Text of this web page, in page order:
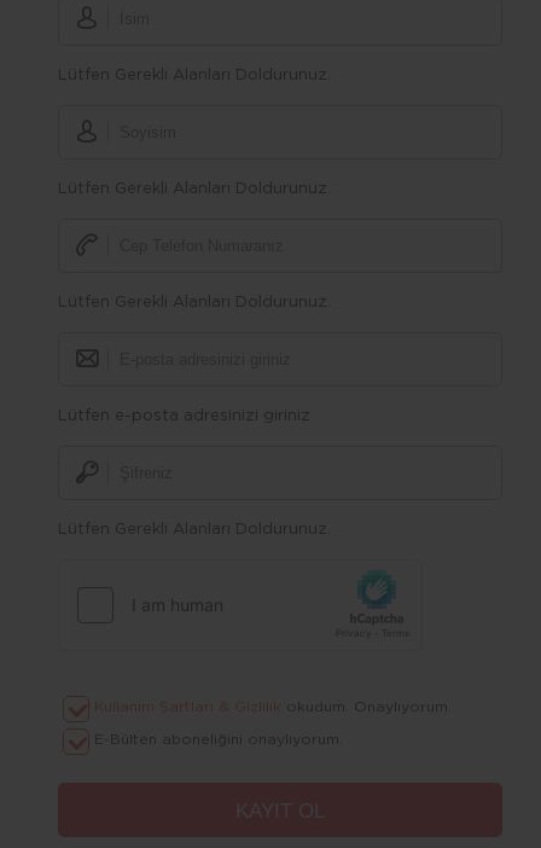
Lütfen Gerekli Alanları Doldurunuz.
Lütfen Gerekli Alanları Doldurunuz.
Lütfen Gerekli Alanları Doldurunuz.
Lütfen e-posta adresinizi giriniz
Lütfen Gerekli Alanları Doldurunuz.
okudum. Onaylıyorum.
E-Bülten aboneliğini onaylıyorum.